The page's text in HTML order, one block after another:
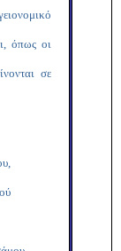
όπως οι
σε